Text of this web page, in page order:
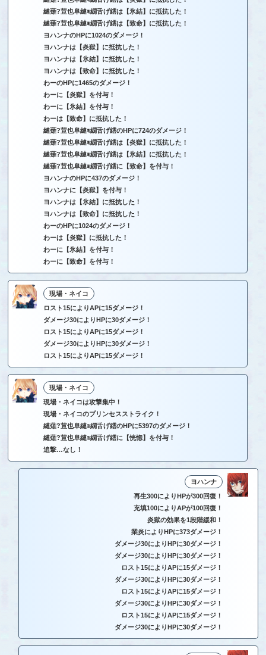
縺薙?荳也阜縺ｮ繝舌げ繧は【氷結】に抵抗した！
縺薙?荳也阜縺ｮ繝舌げ繧は【致命】に抵抗した！
ヨハンナのHPに1024のダメージ！
ヨハンナは【炎獄】に抵抗した！
ヨハンナは【氷結】に抵抗した！
ヨハンナは【致命】に抵抗した！
わーのHPに1465のダメージ！
わーに【炎獄】を付与！
わーに【氷結】を付与！
わーは【致命】に抵抗した！
縺薙?荳也阜縺ｮ繝舌げ繧のHPに724のダメージ！
縺薙?荳也阜縺ｮ繝舌げ繧は【炎獄】に抵抗した！
縺薙?荳也阜縺ｮ繝舌げ繧は【氷結】に抵抗した！
縺薙?荳也阜縺ｮ繝舌げ繧に【致命】を付与！
ヨハンナのHPに437のダメージ！
ヨハンナに【炎獄】を付与！
ヨハンナは【氷結】に抵抗した！
ヨハンナは【致命】に抵抗した！
わーのHPに1024のダメージ！
わーは【炎獄】に抵抗した！
わーに【氷結】を付与！
わーに【致命】を付与！
現場・ネイコ
ロスト15によりAPに15ダメージ！
ダメージ30によりHPに30ダメージ！
ロスト15によりAPに15ダメージ！
ダメージ30によりHPに30ダメージ！
ロスト15によりAPに15ダメージ！
現場・ネイコ
現場・ネイコは攻撃集中！
現場・ネイコのプリンセスストライク！
縺薙?荳也阜縺ｮ繝舌げ繧のHPに5397のダメージ！
縺薙?荳也阜縺ｮ繝舌げ繧に【恍惚】を付与！
追撃…なし！
ヨハンナ
再生300によりHPが300回復！
充填100によりAPが100回復！
炎獄の効果を1段階緩和！
業炎によりHPに373ダメージ！
ダメージ30によりHPに30ダメージ！
ダメージ30によりHPに30ダメージ！
ロスト15によりAPに15ダメージ！
ダメージ30によりHPに30ダメージ！
ロスト15によりAPに15ダメージ！
ダメージ30によりHPに30ダメージ！
ロスト15によりAPに15ダメージ！
ダメージ30によりHPに30ダメージ！